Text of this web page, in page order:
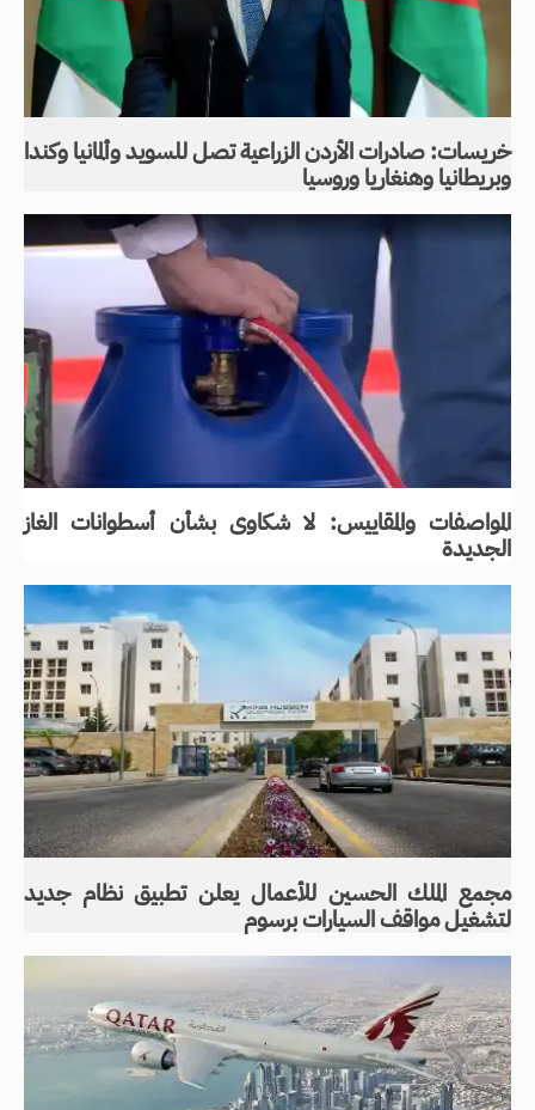
خريسات: صادرات الأردن الزراعية تصل للسويد وألمانيا وكندا
وبريطانيا وهنغاريا وروسيا
المواصفات والمقاييس: لا شكاوى بشأن أسطوانات الغاز
الجديدة
مجمع الملك الحسين للأعمال يعلن تطبيق نظام جديد
لتشغيل مواقف السيارات برسوم